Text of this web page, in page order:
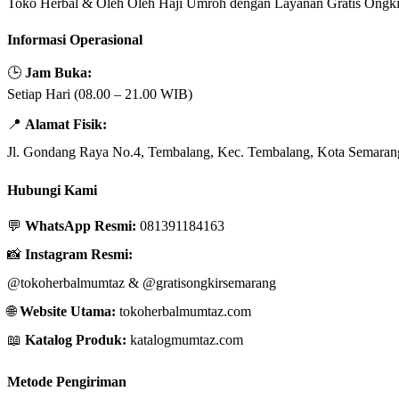
Toko Herbal & Oleh Oleh Haji Umroh dengan Layanan Gratis
Informasi Operasional
🕒 Jam Buka:
Setiap Hari (08.00 – 21.00 WIB)
📍 Alamat Fisik:
Jl. Gondang Raya No.4, Tembalang, Kec. Tembalang, Kota
Hubungi Kami
💬 WhatsApp Resmi: 081391184163
📸 Instagram Resmi:
@tokoherbalmumtaz & @gratisongkirsemarang
🌐Website Utama: tokoherbalmumtaz.com
📖 Katalog Produk: katalogmumtaz.com
Metode Pengiriman